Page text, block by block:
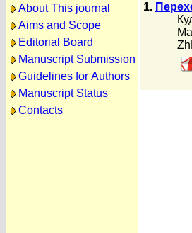
About This journal
Aims and Scope
Editorial Board
Manuscript Submission
Guidelines for Authors
Manuscript Status
Contacts
1.